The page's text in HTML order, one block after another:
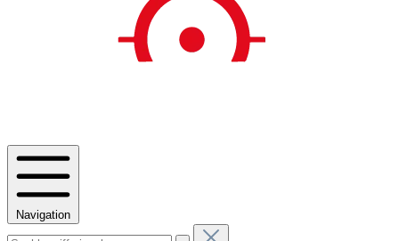
Navigation